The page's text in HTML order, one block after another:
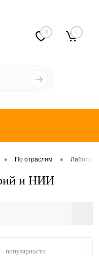
0 0
• По отраслям •
и НИИ
популярности